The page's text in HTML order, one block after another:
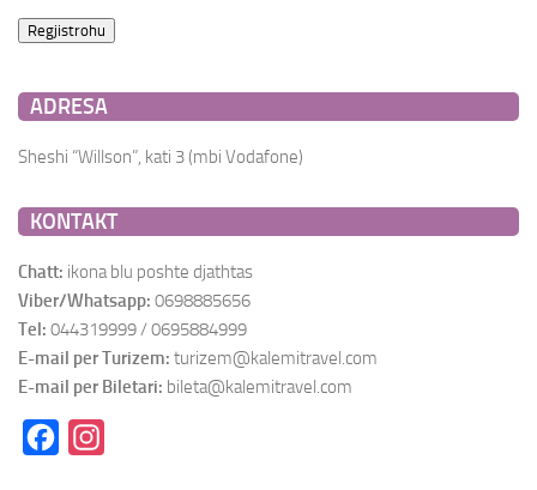
ADRESA
Sheshi “Willson”, kati 3 (mbi Vodafone)
KONTAKT
Chatt: ikona blu poshte djathtas
Viber/Whatsapp: 0698885656
Tel: 044319999 / 0695884999
E-mail per Turizem: turizem@kalemitravel.com
E-mail per Biletari: bileta@kalemitravel.com
Facebook